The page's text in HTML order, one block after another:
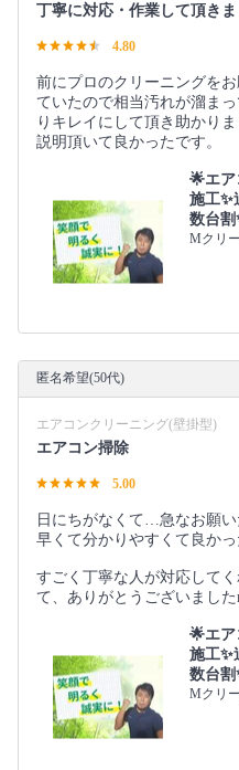
丁寧に対応・作業して頂きま
4.80
前にプロのクリーニングを
ていたので相当汚れが溜ま
りキレイにして頂き助かり
説明頂いて良かったです。
🌟エア
施工✨
数台割
Mクリ
匿名希望(50代)
エアコンクリーニング(壁掛型)
エアコン掃除
5.00
日にちがなくて…急なお願
早くて分かりやすくて良かっ
すごく丁寧な人が対応して
て、ありがとうございました
🌟エア
施工✨
数台割
Mクリ